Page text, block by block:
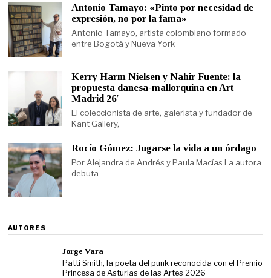
Antonio Tamayo: «Pinto por necesidad de
expresión, no por la fama»
Antonio Tamayo, artista colombiano formado
entre Bogotá y Nueva York
Kerry Harm Nielsen y Nahir Fuente: la
propuesta danesa-mallorquina en Art
Madrid 26′
El coleccionista de arte, galerista y fundador de
Kant Gallery,
Rocío Gómez: Jugarse la vida a un órdago
Por Alejandra de Andrés y Paula Macías La autora
debuta
AUTORES
Jorge Vara
Patti Smith, la poeta del punk reconocida con el Premio
Princesa de Asturias de las Artes 2026